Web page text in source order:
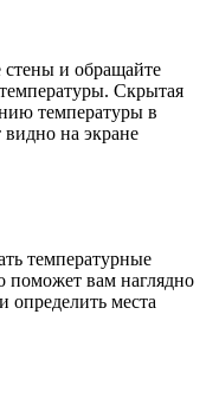
и обращайте
Скрытая
температуры в
видно на экране
температурные
поможет вам наглядно
определить места